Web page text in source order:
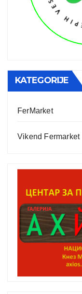
KATEGORIJE
FerMarket
Vikend Fermarket